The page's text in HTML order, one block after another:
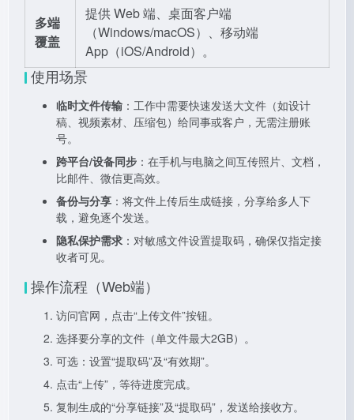
多端
覆盖
提供 Web 端、桌面客户端
（Windows/macOS）、移动端
App（iOS/Android）。
使用场景
临时文件传输 ：工作中需要快速发送大文件（如设计
稿、视频素材、压缩包）给同事或客户，无需注册账
号。
跨平台/设备同步 ：在手机与电脑之间互传照片、文档，
比邮件、微信更高效。
备份与分享 ：将文件上传后生成链接，分享给多人下
载，避免逐个发送。
隐私保护需求 ：对敏感文件设置提取码，确保仅指定接
收者可见。
操作流程（Web端）
访问官网，点击“上传文件”按钮。
选择要分享的文件（单文件最大2GB）。
可选：设置“提取码”及“有效期”。
点击“上传”，等待进度完成。
复制生成的“分享链接”及“提取码”，发送给接收方。